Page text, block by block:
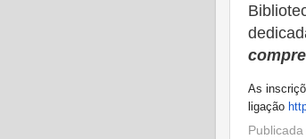
As
ligação